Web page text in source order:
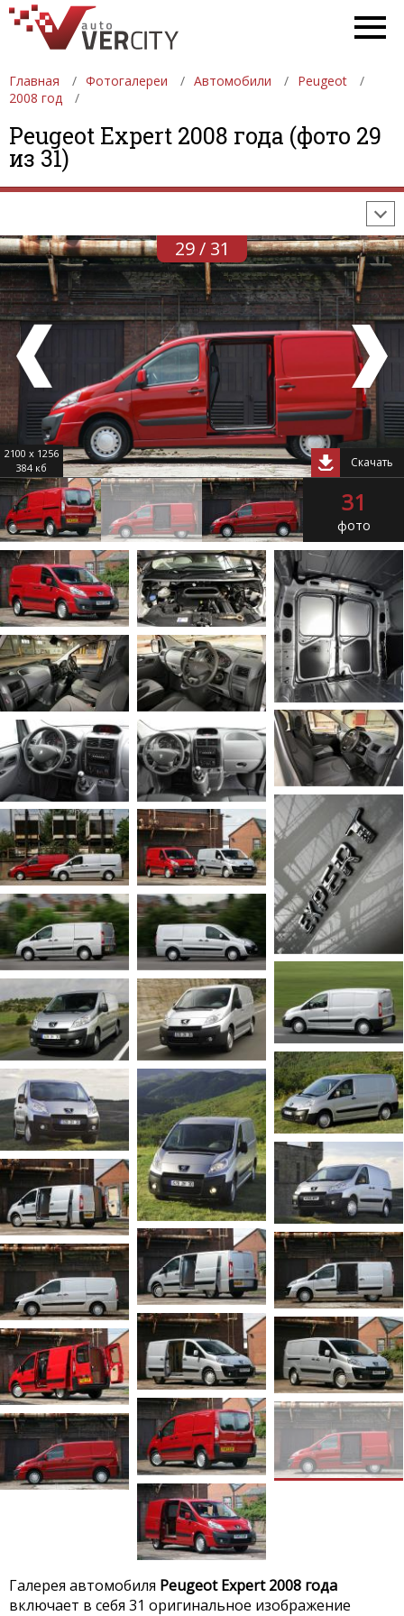
Главная Фотогалереи Автомобили
Peugeot
2008 год
Peugeot Expert 2008 года (фото 29
из 31)
ФОТОГАЛЕРЕИ АВТОМОБИЛИ
ДЕВУШКИ
АВТОСАЛОНЫ
29 / 31
2100 x 1256
384 кб
Скачать
31
фото
Галерея автомобиля Peugeot Expert 2008 года
включает в себя 31 оригинальное изображение